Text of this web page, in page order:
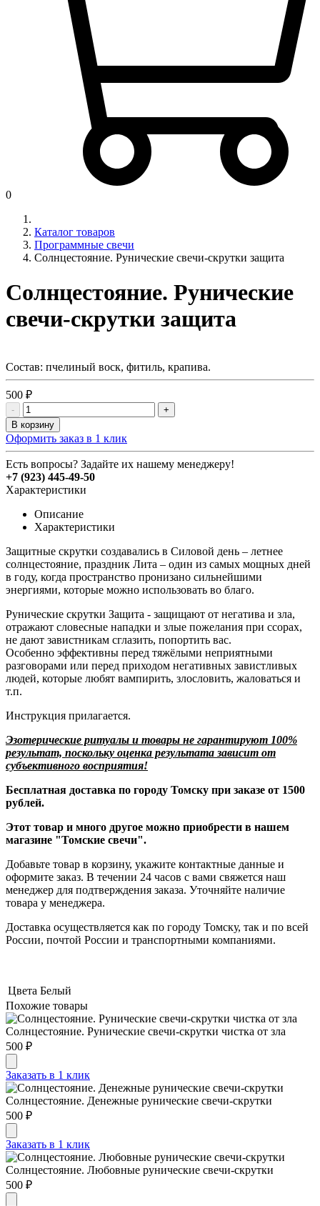
0
Каталог товаров
Программные свечи
Солнцестояние. Рунические свечи-скрутки защита
Солнцестояние. Рунические
свечи-скрутки защита
Состав: пчелиный воск, фитиль, крапива.
500 ₽
-
+
В корзину
Оформить заказ в 1 клик
Есть вопросы? Задайте их нашему менеджеру!
+7 (923) 445-49-50
Характеристики
Описание
Характеристики
Защитные скрутки создавались в Силовой день – летнее
солнцестояние, праздник Лита – один из самых мощных дней
в году, когда пространство пронизано сильнейшими
энергиями, которые можно использовать во благо.
Рунические скрутки Защита - защищают от негатива и зла,
отражают словесные нападки и злые пожелания при ссорах,
не дают завистникам сглазить, попортить вас.
Особенно эффективны перед тяжёлыми неприятными
разговорами или перед приходом негативных завистливых
людей, которые любят вампирить, злословить, жаловаться и
т.п.
Инструкция прилагается.
Эзотерические ритуалы и товары не гарантируют 100%
результат, поскольку оценка результата зависит от
субъективного восприятия!
Бесплатная доставка по городу Томску при заказе от 1500
рублей.
Этот товар и много другое можно приобрести в нашем
магазине "Томские свечи".
Добавьте товар в корзину, укажите контактные данные и
оформите заказ. В течении 24 часов с вами свяжется наш
менеджер для подтверждения заказа. Уточняйте наличие
товара у менеджера.
Доставка осуществляется как по городу Томску, так и по всей
России, почтой России и транспортными компаниями.
Цвета Белый
Похожие товары
Солнцестояние. Рунические свечи-скрутки чистка от зла
500 ₽
Заказать в 1 клик
Солнцестояние. Денежные рунические свечи-скрутки
500 ₽
Заказать в 1 клик
Солнцестояние. Любовные рунические свечи-скрутки
500 ₽